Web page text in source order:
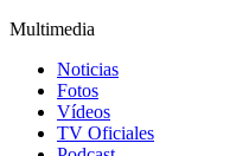
Multimedia
Noticias
Fotos
Vídeos
TV Oficiales